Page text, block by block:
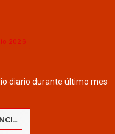
diario durante último mes